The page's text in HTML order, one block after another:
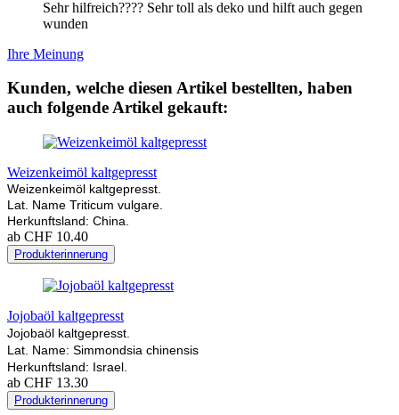
Sehr hilfreich???? Sehr toll als deko und hilft auch gegen
wunden
Ihre Meinung
Kunden, welche diesen Artikel bestellten, haben
auch folgende Artikel gekauft:
Weizenkeimöl kaltgepresst
Weizenkeimöl kaltgepresst.
Lat. Name Triticum vulgare.
Herkunftsland: China.
ab CHF 10.40
Produkterinnerung
Jojobaöl kaltgepresst
Jojobaöl kaltgepresst.
Lat. Name: Simmondsia chinensis
Herkunftsland: Israel.
ab CHF 13.30
Produkterinnerung